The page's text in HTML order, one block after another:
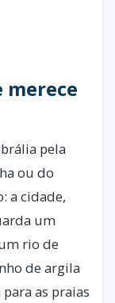
pela
ou do
a cidade,
um
rio de
de argila
as praias